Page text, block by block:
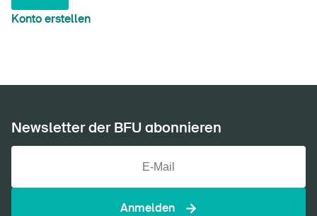
Konto erstellen
Newsletter der BFU abonnieren
Anmelden